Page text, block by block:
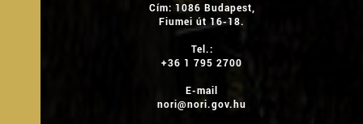
Cím: 1086 Budapest,
Fiumei út 16-18.
Tel.:
+36 1 795 2700
E-mail
nori@nori.gov.hu